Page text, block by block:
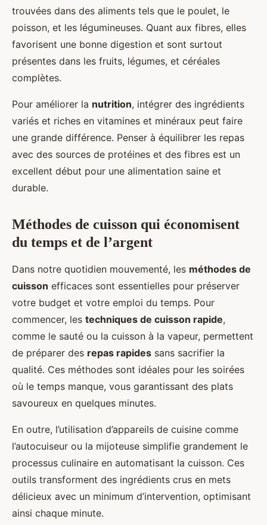
trouvées dans des aliments tels que le poulet, le
poisson, et les légumineuses. Quant aux fibres, elles
favorisent une bonne digestion et sont surtout
présentes dans les fruits, légumes, et céréales
complètes.
Pour améliorer la nutrition, intégrer des ingrédients
variés et riches en vitamines et minéraux peut faire
une grande différence. Penser à équilibrer les repas
avec des sources de protéines et des fibres est un
excellent début pour une alimentation saine et
durable.
Méthodes de cuisson qui économisent
du temps et de l’argent
Dans notre quotidien mouvementé, les méthodes de
cuisson efficaces sont essentielles pour préserver
votre budget et votre emploi du temps. Pour
commencer, les techniques de cuisson rapide,
comme le sauté ou la cuisson à la vapeur, permettent
de préparer des repas rapides sans sacrifier la
qualité. Ces méthodes sont idéales pour les soirées
où le temps manque, vous garantissant des plats
savoureux en quelques minutes.
En outre, l’utilisation d’appareils de cuisine comme
l’autocuiseur ou la mijoteuse simplifie grandement le
processus culinaire en automatisant la cuisson. Ces
outils transforment des ingrédients crus en mets
délicieux avec un minimum d’intervention, optimisant
ainsi chaque minute.